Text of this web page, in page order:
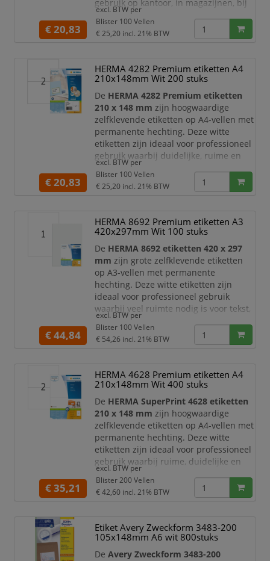
gebruik op kantoor, in magazijnen, bij
verzending, archivering,
productlabeling en administratieve
toepassingen. Met
2400 etiketten
over een praktische voorraad voor
dagelijks en efficiënt labelgebruik.
Dankzij het formaat v
€ 20,83
excl. BTW per
Blister 100 Vellen
€ 25,20 incl. 21% BTW
HERMA 4282 Premium etiketten A4
210x148mm Wit 200 stuks
De HERMA 4282 Premium etiketten
210 x 148 mm zijn hoogwaardige
zelfklevende etiketten op A4-vellen met
permanente hechting. Deze witte
etiketten zijn ideaal voor professioneel
gebruik waarbij duidelijke, ruime en
betrouwbaar hechtende labels nodig
zijn. Met 200 etiketten
verdeeld over
100 vellen beschikt u over een
productlabeling, archivering,
magazijngebruik en
Dankzij het gr
€ 20,83
excl. BTW per
Blister 100 Vellen
€ 25,20 incl. 21% BTW
HERMA 8692 Premium etiketten A3
420x297mm Wit 100 stuks
De HERMA 8692 etiketten 420 x 297
mm zijn grote zelfklevende etiketten
op A3-vellen met permanente
hechting. Deze witte etiketten zijn
ideaal voor professioneel gebruik
waarbij veel ruimte nodig is voor tekst,
afbeeldingen, barcodes, instructies,
waarschuwingsinformatie of
productgegevens. Met
100 etiketten
over een praktische voorraad voor
grootformaat labeling.
Dankzij het royale formaat van420
€ 44,84
excl. BTW per
Blister 100 Vellen
€ 54,26 incl. 21% BTW
HERMA 4628 Premium etiketten A4
210x148mm Wit 400 stuks
De HERMA SuperPrint 4628 etiketten
210 x 148 mm zijn hoogwaardige
zelfklevende etiketten op A4-vellen met
permanente hechting. Deze witte
etiketten zijn ideaal voor professioneel
gebruik waarbij ruime, duidelijke en
betrouwbaar hechtende labels nodig
zijn. Met 400 etiketten
verdeeld over
200 vellen beschikt u over een ruime
productlabeling, archivering,
magazijngebruik en
€ 35,21
excl. BTW per
Blister 200 Vellen
€ 42,60 incl. 21% BTW
Etiket Avery Zweckform 3483-200
105x148mm A6 wit 800stuks
DeAvery Zweckform 3483-200